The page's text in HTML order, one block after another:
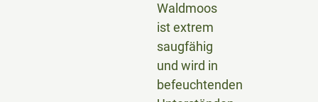
Waldmoos
ist extrem
saugfähig
und wird in
befeuchtenden